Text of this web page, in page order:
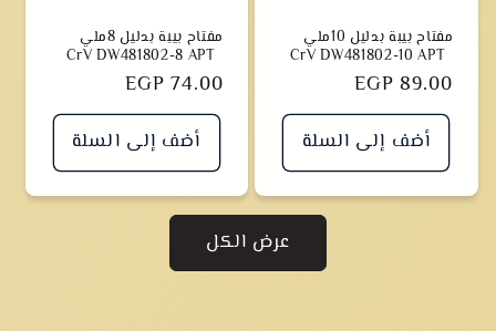
مفتاح بيبة بدليل 10ملي
سعر
EGP 89.00
أضف إلى السلة
مفتاح بيبة بدليل 8ملي
سعر
EGP 74.00
أضف إلى السلة
عرض الكل